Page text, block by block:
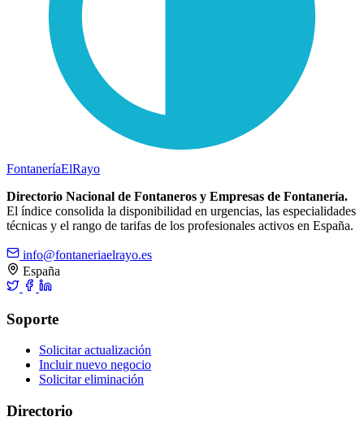
FontaneríaElRayo
Directorio Nacional de Fontaneros y Empresas de Fontanería.
El índice consolida la disponibilidad en urgencias, las especialidades
técnicas y el rango de tarifas de los profesionales activos en España.
info@fontaneriaelrayo.es
España
Soporte
Solicitar actualización
Incluir nuevo negocio
Solicitar eliminación
Directorio